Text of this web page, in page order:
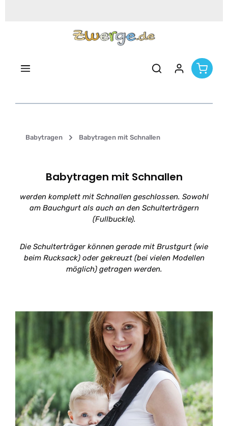
Babytragen Babytragen mit Schnallen
Babytragen mit Schnallen
werden komplett mit Schnallen geschlossen. Sowohl
am Bauchgurt als auch an den Schulterträgern
(Fullbuckle).
Die Schulterträger können gerade mit Brustgurt (wie
beim Rucksack) oder gekreuzt (bei vielen Modellen
möglich) getragen werden.
Ruckeli Babytrage